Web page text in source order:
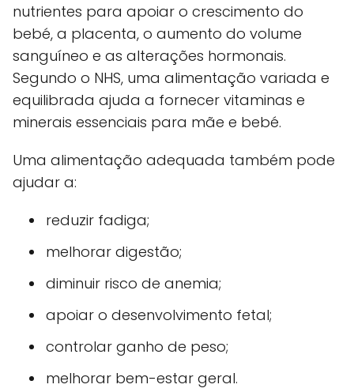
nutrientes para apoiar o crescimento do
bebé, a placenta, o aumento do volume
sanguíneo e as alterações hormonais.
Segundo o NHS, uma alimentação variada e
equilibrada ajuda a fornecer vitaminas e
minerais essenciais para mãe e bebé.
Uma alimentação adequada também pode
ajudar a:
reduzir fadiga;
melhorar digestão;
diminuir risco de anemia;
apoiar o desenvolvimento fetal;
controlar ganho de peso;
melhorar bem-estar geral.